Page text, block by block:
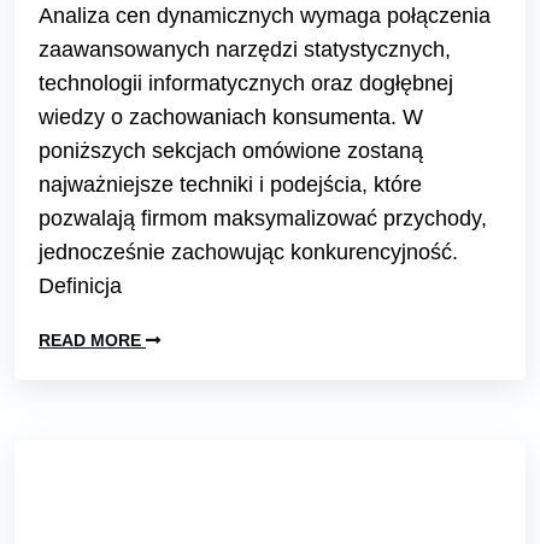
Analiza cen dynamicznych wymaga połączenia
zaawansowanych narzędzi statystycznych,
technologii informatycznych oraz dogłębnej
wiedzy o zachowaniach konsumenta. W
poniższych sekcjach omówione zostaną
najważniejsze techniki i podejścia, które
pozwalają firmom maksymalizować przychody,
jednocześnie zachowując konkurencyjność.
Definicja
READ MORE